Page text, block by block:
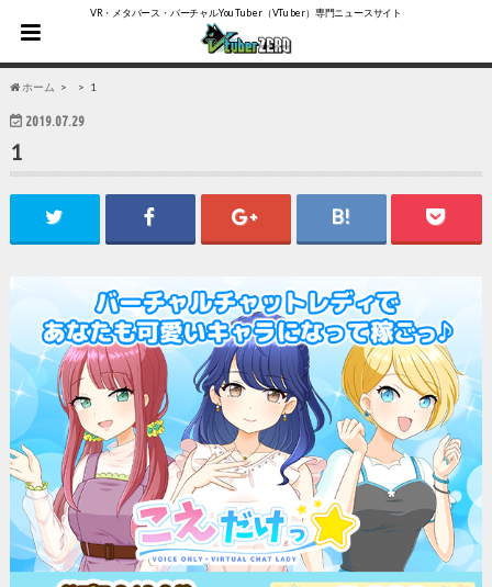
VR・メタバース・バーチャルYouTuber（VTuber）専門ニュースサイト
ホーム 1
2019.07.29
1